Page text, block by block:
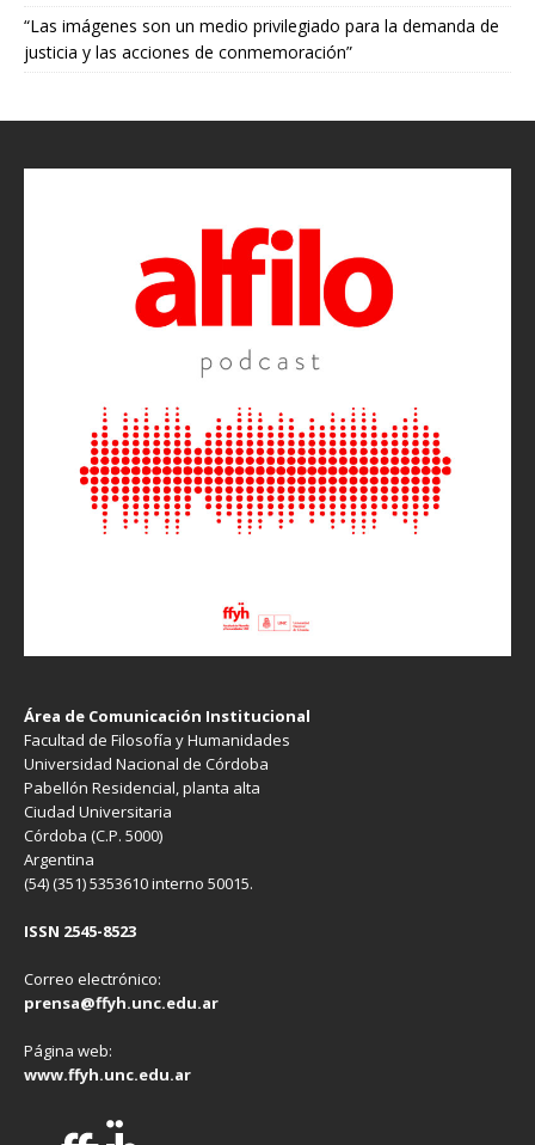
“Las imágenes son un medio privilegiado para la demanda de
justicia y las acciones de conmemoración”
Área de Comunicación Institucional
Facultad de Filosofía y Humanidades
Universidad Nacional de Córdoba
Pabellón Residencial, planta alta
Ciudad Universitaria
Córdoba (C.P. 5000)
Argentina
(54) (351) 5353610 interno 50015.
ISSN 2545-8523
Correo electrónico:
prensa@ffyh.unc.edu.ar
Página web:
www.ffyh.unc.edu.ar